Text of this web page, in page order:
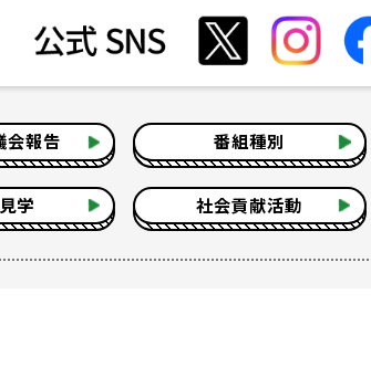
会報告 番組種別
学 社会貢献活動